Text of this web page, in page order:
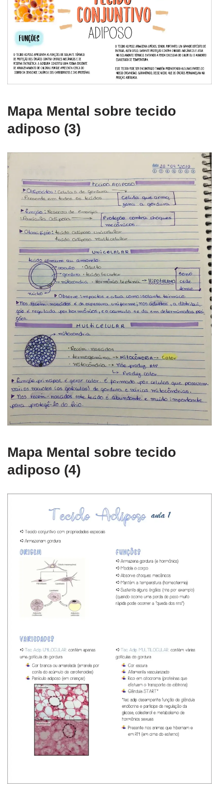
Mapa Mental sobre tecido
adiposo (3)
Mapa Mental sobre tecido
adiposo (4)